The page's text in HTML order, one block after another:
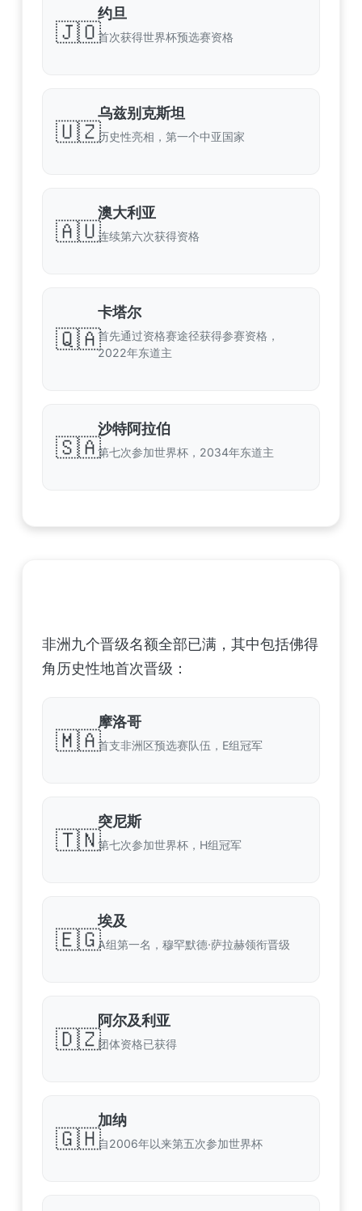
🇯🇴
约旦
首次获得世界杯预选赛资格
🇺🇿
乌兹别克斯坦
历史性亮相，第一个中亚国家
🇦🇺
澳大利亚
连续第六次获得资格
🇶🇦
卡塔尔
首先通过资格赛途径获得参赛资格，
2022年东道主
🇸🇦
沙特阿拉伯
第七次参加世界杯，2034年东道主
非洲九个晋级名额全部已满，其中包括佛得
角历史性地首次晋级：
🇲🇦
摩洛哥
首支非洲区预选赛队伍，E组冠军
🇹🇳
突尼斯
第七次参加世界杯，H组冠军
🇪🇬
埃及
A组第一名，穆罕默德·萨拉赫领衔晋级
🇩🇿
阿尔及利亚
团体资格已获得
🇬🇭
加纳
自2006年以来第五次参加世界杯